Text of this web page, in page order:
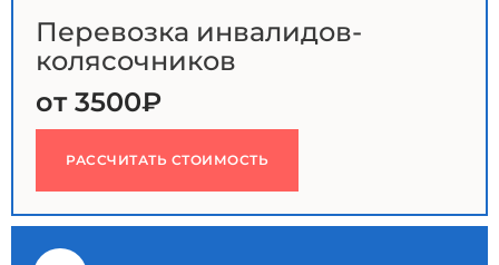
Перевозка инвалидов-
колясочников
от 3500₽
РАССЧИТАТЬ СТОИМОСТЬ